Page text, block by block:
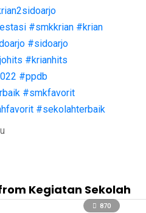
#smkkrian #krian
#sidoarjo
#krianhits
#ppdb
#smkfavorit
#sekolahterbaik
Kegiatan Sekolah
870